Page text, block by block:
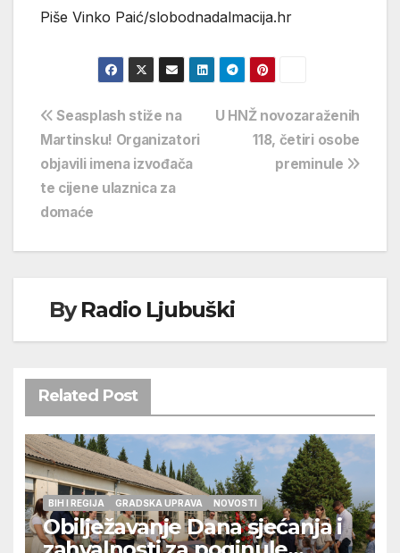
Piše Vinko Paić/slobodnadalmacija.hr
Navigacija
objava
U HNŽ novozaraženih
118, četiri osobe
preminule
Seasplash stiže na
Martinsku! Organizatori
objavili imena izvođača
te cijene ulaznica za
domaće
ByRadio Ljubuški
Related Post
BIH I REGIJA GRADSKA UPRAVA NOVOSTI
Obilježavanje Dana sjećanja i